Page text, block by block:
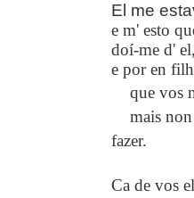
El me
e m' esto
doí-me d'
e por en
que vos
mais
fazer.
Ca de vos